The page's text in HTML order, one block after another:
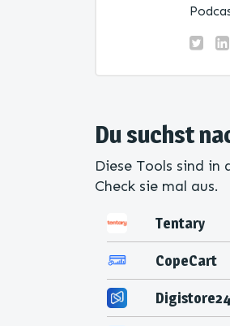
Du suchst
Diese Tools sind in
Check sie mal aus.
Tentary
CopeCart